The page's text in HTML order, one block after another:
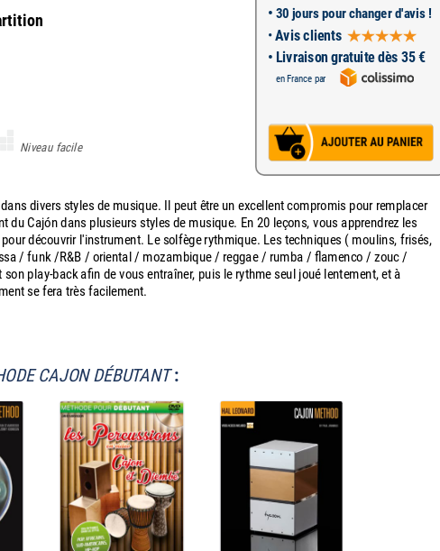
Niveau facile
• 30 jours pour changer d'avis !
•Avis clients
• Livraison gratuite dès 35 €
en France par
divers styles de musique. Il peut être un excellent compromis pour remplacer
Cajón dans plusieurs styles de musique. En 20 leçons, vous apprendrez les
découvrir l'instrument. Le solfège rythmique. Les techniques ( moulins, frisés,
/ funk /R&B / oriental / mozambique / reggae / rumba / flamenco / zouc /
play-back afin de vous entraîner, puis le rythme seul joué lentement, et à
se fera très facilement.
CAJON DÉBUTANT: